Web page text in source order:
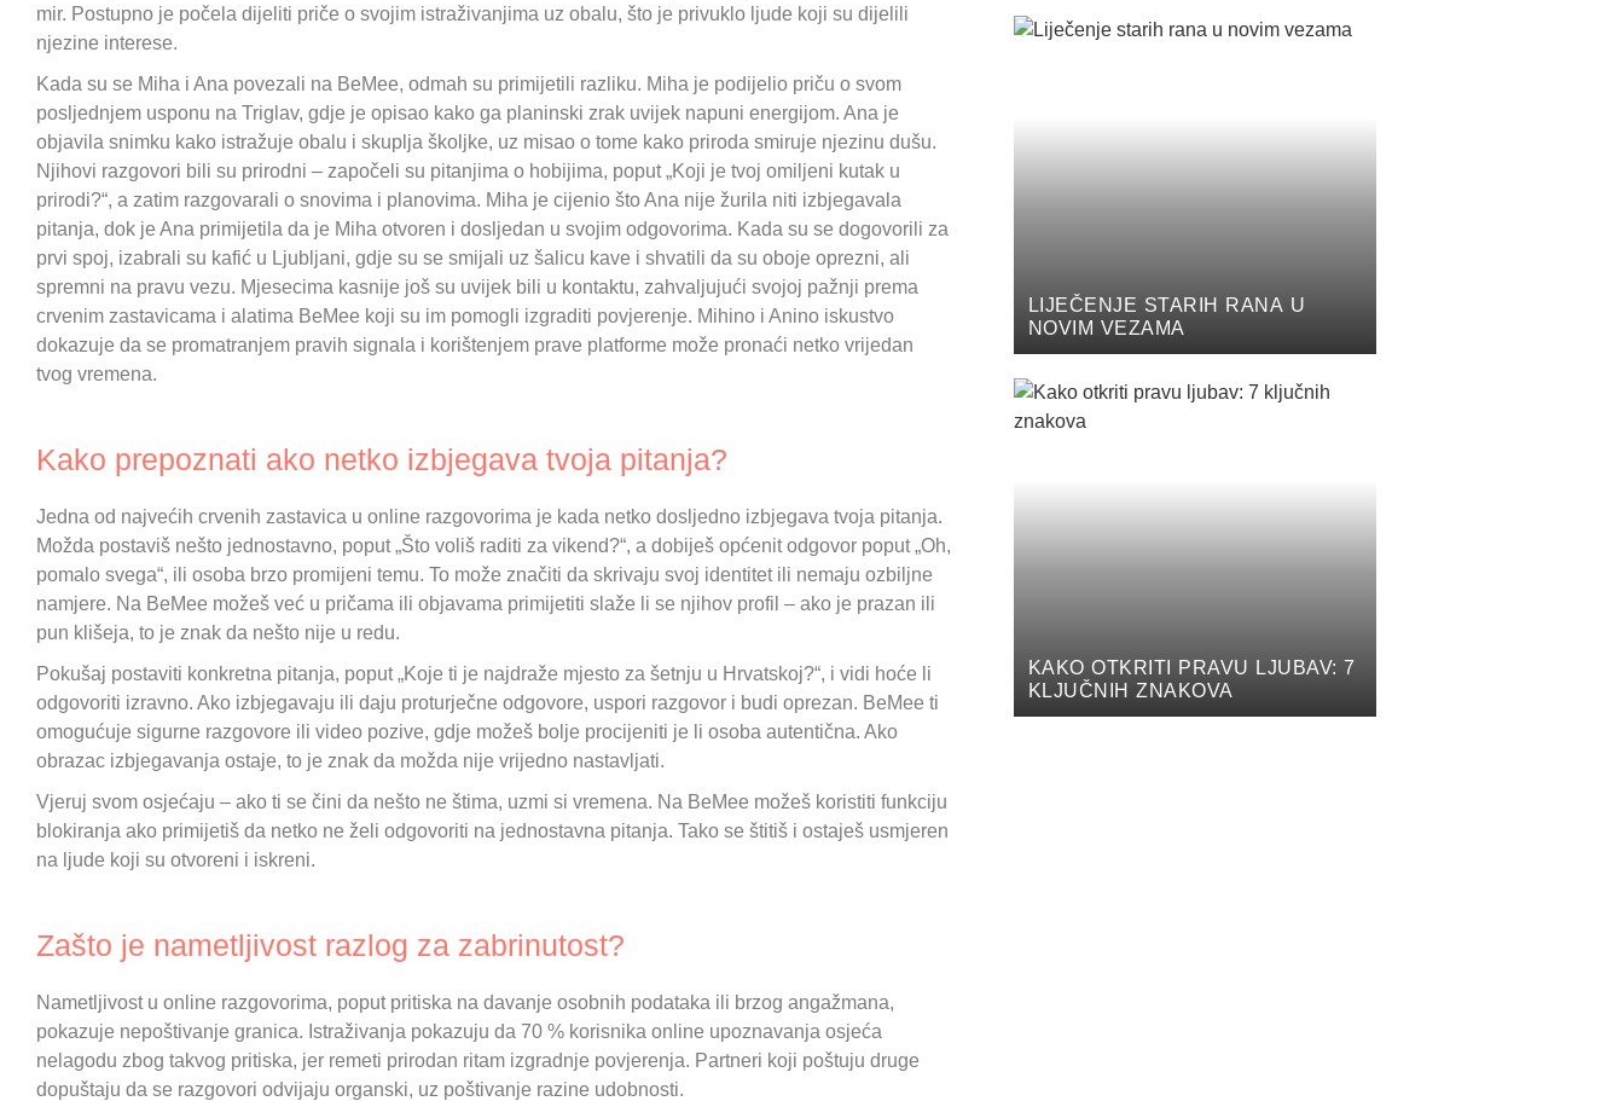
mir. Postupno je počela dijeliti priče o svojim istraživanjima uz obalu, što je privuklo ljude koji su dijelili
njezine interese.
Kada su se Miha i Ana povezali na BeMee, odmah su primijetili razliku. Miha je podijelio priču o svom
posljednjem usponu na Triglav, gdje je opisao kako ga planinski zrak uvijek napuni energijom. Ana je
objavila snimku kako istražuje obalu i skuplja školjke, uz misao o tome kako priroda smiruje njezinu dušu.
Njihovi razgovori bili su prirodni – započeli su pitanjima o hobijima, poput „Koji je tvoj omiljeni kutak u
prirodi?“, a zatim razgovarali o snovima i planovima. Miha je cijenio što Ana nije žurila niti izbjegavala
pitanja, dok je Ana primijetila da je Miha otvoren i dosljedan u svojim odgovorima. Kada su se dogovorili za
prvi spoj, izabrali su kafić u Ljubljani, gdje su se smijali uz šalicu kave i shvatili da su oboje oprezni, ali
spremni na pravu vezu. Mjesecima kasnije još su uvijek bili u kontaktu, zahvaljujući svojoj pažnji prema
crvenim zastavicama i alatima BeMee koji su im pomogli izgraditi povjerenje. Mihino i Anino iskustvo
dokazuje da se promatranjem pravih signala i korištenjem prave platforme može pronaći netko vrijedan
tvog vremena.
Kako prepoznati ako netko izbjegava tvoja pitanja?
Jedna od najvećih crvenih zastavica u online razgovorima je kada netko dosljedno izbjegava tvoja pitanja.
Možda postaviš nešto jednostavno, poput „Što voliš raditi za vikend?“, a dobiješ općenit odgovor poput „Oh,
pomalo svega“, ili osoba brzo promijeni temu. To može značiti da skrivaju svoj identitet ili nemaju ozbiljne
namjere. Na BeMee možeš već u pričama ili objavama primijetiti slaže li se njihov profil – ako je prazan ili
pun klišeja, to je znak da nešto nije u redu.
Pokušaj postaviti konkretna pitanja, poput „Koje ti je najdraže mjesto za šetnju u Hrvatskoj?“, i vidi hoće li
odgovoriti izravno. Ako izbjegavaju ili daju proturječne odgovore, uspori razgovor i budi oprezan. BeMee ti
omogućuje sigurne razgovore ili video pozive, gdje možeš bolje procijeniti je li osoba autentična. Ako
obrazac izbjegavanja ostaje, to je znak da možda nije vrijedno nastavljati.
Vjeruj svom osjećaju – ako ti se čini da nešto ne štima, uzmi si vremena. Na BeMee možeš koristiti funkciju
blokiranja ako primijetiš da netko ne želi odgovoriti na jednostavna pitanja. Tako se štitiš i ostaješ usmjeren
na ljude koji su otvoreni i iskreni.
Zašto je nametljivost razlog za zabrinutost?
Nametljivost u online razgovorima, poput pritiska na davanje osobnih podataka ili brzog angažmana,
pokazuje nepoštivanje granica. Istraživanja pokazuju da 70 % korisnika online upoznavanja osjeća
nelagodu zbog takvog pritiska, jer remeti prirodan ritam izgradnje povjerenja. Partneri koji poštuju druge
dopuštaju da se razgovori odvijaju organski, uz poštivanje razine udobnosti.
LIJEČENJE STARIH RANA U
NOVIM VEZAMA
KAKO OTKRITI PRAVU LJUBAV: 7
KLJUČNIH ZNAKOVA